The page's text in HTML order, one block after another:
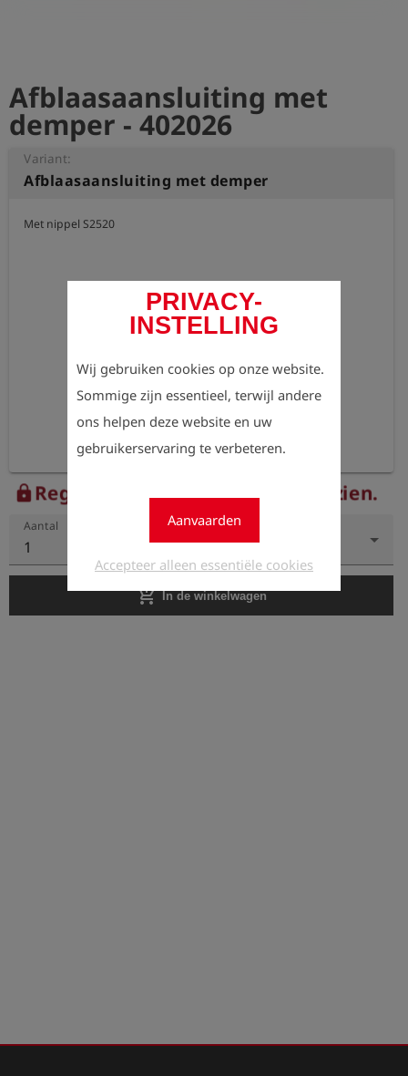
PRIVACY-
INSTELLING
Wij gebruiken cookies op onze website.
Sommige zijn essentieel, terwijl andere
ons helpen deze website en uw
gebruikerservaring te verbeteren.
Aanvaarden
Accepteer alleen essentiële cookies
Afblaasaansluiting met
demper - 402026
Variant:
Afblaasaansluiting met demper
Met nippel S2520
lock Registreer nu om de prijzen te zien.
Aantal
1
add_shopping_cart In de winkelwagen